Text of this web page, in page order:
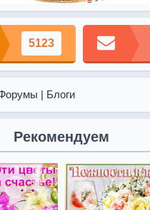
5123
| Блоги
Рекомендуем